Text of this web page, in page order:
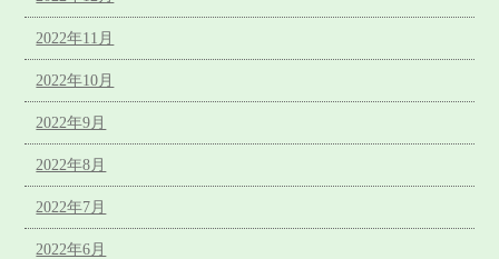
2022年11月
2022年10月
2022年9月
2022年8月
2022年7月
2022年6月